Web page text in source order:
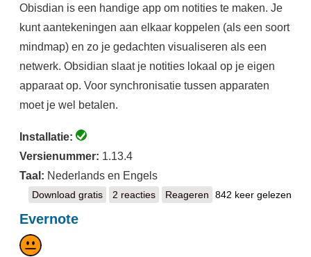
Obisdian is een handige app om notities te maken. Je
kunt aantekeningen aan elkaar koppelen (als een soort
mindmap) en zo je gedachten visualiseren als een
netwerk. Obsidian slaat je notities lokaal op je eigen
apparaat op. Voor synchronisatie tussen apparaten
moet je wel betalen.
Installatie:
Versienummer: 1.13.4
Taal: Nederlands en Engels
Download gratis Obsidian
2 reacties Reageren 842 keer gelezen
Evernote